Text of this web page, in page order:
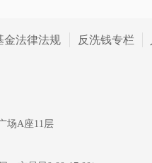
金法律法规 反洗钱专栏
场A座11层